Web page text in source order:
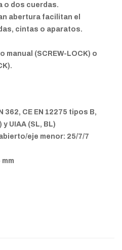
o dos cuerdas.
abertura facilitan el
cintas o aparatos.
manual (SCREW-LOCK) o
362, CE EN 12275 tipos B,
y UIAA (SL, BL)
eje menor: 25/7/7